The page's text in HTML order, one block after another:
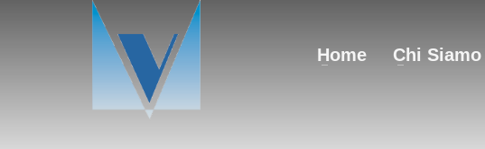
Home Chi Siamo